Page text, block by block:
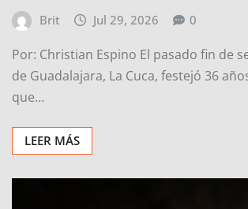
Brit Jul 29, 2026 0
Por: Christian Espino El pasado fin de
de Guadalajara, La Cuca, festejó 36
que…
LEER MÁS